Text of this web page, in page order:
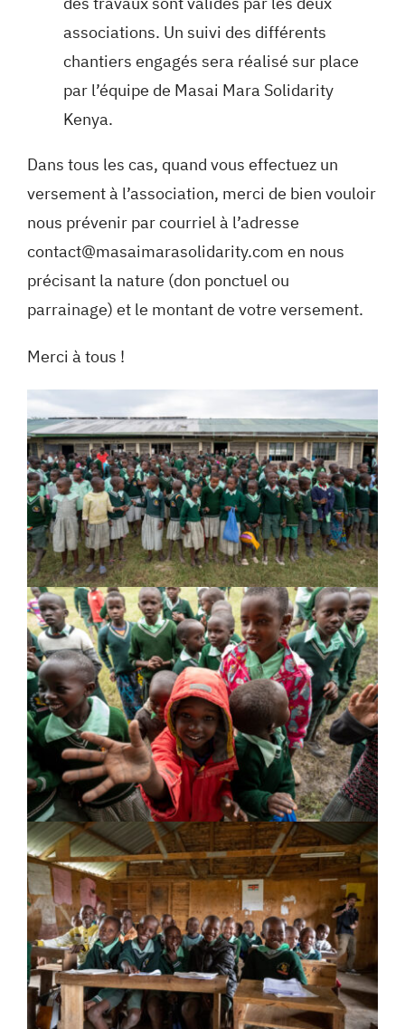
associations. Un suivi des différents
chantiers engagés sera réalisé sur place
par l’équipe de Masai Mara Solidarity
Kenya.
Dans tous les cas, quand vous effectuez un
versement à l’association, merci de bien vouloir
nous prévenir par courriel à l’adresse
contact@masaimarasolidarity.com en nous
précisant la nature (don ponctuel ou
parrainage) et le montant de votre versement.
Merci à tous !